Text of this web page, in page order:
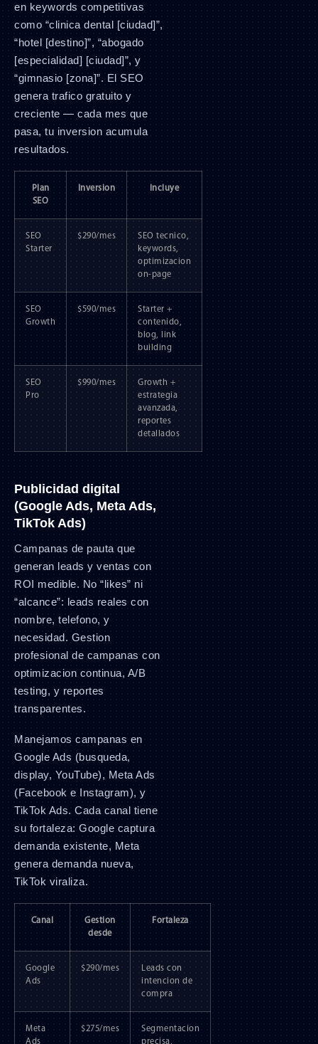
en keywords competitivas
como “clinica dental [ciudad]”,
“hotel [destino]”, “abogado
[especialidad] [ciudad]”, y
“gimnasio [zona]”. El SEO
genera trafico gratuito y
creciente — cada mes que
pasa, tu inversion acumula
resultados.
Plan
SEO
Inversion Incluye
SEO
Starter
$290/mes
SEO tecnico,
keywords,
optimizacion
on-page
SEO
Growth
$590/mes
Starter +
contenido,
blog, link
building
SEO
Pro
$990/mes
Growth +
estrategia
avanzada,
reportes
detallados
Publicidad digital
(Google Ads, Meta Ads,
TikTok Ads)
Campanas de pauta que
generan leads y ventas con
ROI medible. No “likes” ni
“alcance”: leads reales con
nombre, telefono, y
necesidad. Gestion
profesional de campanas con
optimizacion continua, A/B
testing, y reportes
transparentes.
Manejamos campanas en
Google Ads (busqueda,
display, YouTube), Meta Ads
(Facebook e Instagram), y
TikTok Ads. Cada canal tiene
su fortaleza: Google captura
demanda existente, Meta
genera demanda nueva,
TikTok viraliza.
Canal
Gestion
desde
Fortaleza
Google
Ads
$290/mes
Leads con
intencion de
compra
Meta
Ads
$275/mes
Segmentacion
precisa,